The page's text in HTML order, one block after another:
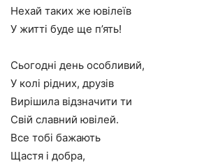
Нехай таких же ювілеїв
У житті буде ще п’ять!
Сьогодні день особливий,
У колі рідних, друзів
Вирішила відзначити ти
Свій славний ювілей.
Все тобі бажають
Щастя і добра,